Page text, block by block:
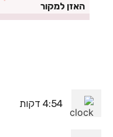
האזן למקור
4:54 דקות